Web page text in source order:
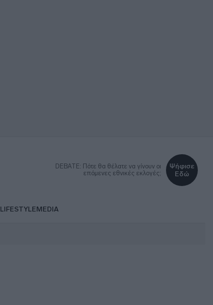
DEBATE: Πότε θα θέλατε να γίνουν οι
επόμενες εθνικές εκλογές;
Ψήφισε
Εδώ
LIFESTYLEMEDIA